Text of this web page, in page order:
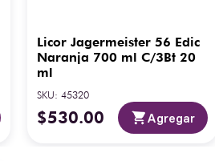
Licor Jagermeister 56 Edic
Naranja 700 ml C/3Bt 20
ml
SKU: 45320
$530.00 Agregar